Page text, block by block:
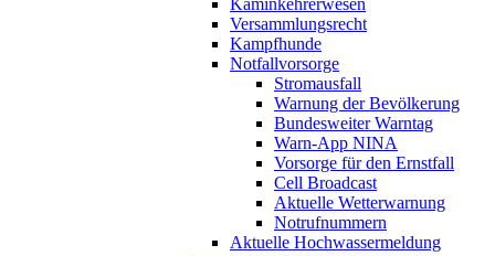
Kaminkehrerwesen
Versammlungsrecht
Kampfhunde
Notfallvorsorge
Stromausfall
Warnung der Bevölkerung
Bundesweiter Warntag
Warn-App NINA
Vorsorge für den Ernstfall
Cell Broadcast
Aktuelle Wetterwarnung
Notrufnummern
Aktuelle Hochwassermeldung